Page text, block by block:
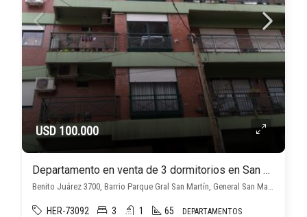
USD 100.000
Departamento en venta de 3 dormitorios en San Marrtín Centro
Benito Juárez 3700, Barrio Parque Gral San Martín, General San Martín
HER-73092 3 1 65 DEPARTAMENTOS